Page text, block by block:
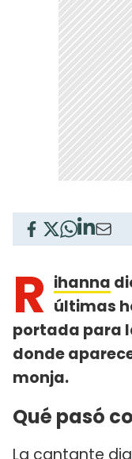
R ihanna
últimas
portada para
donde
monja.
Qué pasó
La cantante